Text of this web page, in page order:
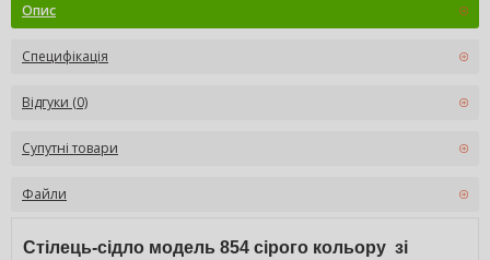
Опис
Специфікація
Відгуки (0)
Супутні товари
Файли
Стілець-сідло модель 854 сірого кольору зі